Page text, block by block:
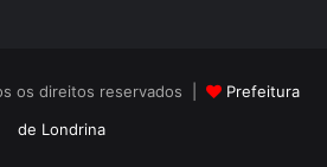
os direitos reservados |
Prefeitura
de Londrina